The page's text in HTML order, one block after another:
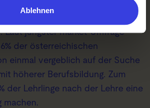
Ablehnen
„Karriereturbo“ fällt auf
Laut jüngster market-Umfrage
der österreichischen
einmal vergeblich auf der Suche
höherer Berufsbildung. Zum
der Lehrlinge nach der Lehre eine
machen.